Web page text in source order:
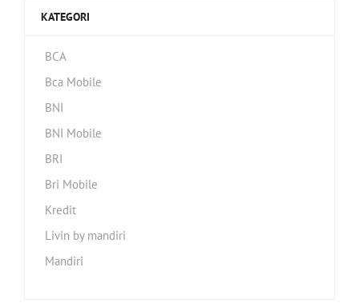
KATEGORI
BCA
Bca Mobile
BNI
BNI Mobile
BRI
Bri Mobile
Kredit
Livin by mandiri
Mandiri